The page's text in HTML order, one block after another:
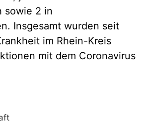
sowie 2 in
Insgesamt wurden seit
im Rhein-Kreis
mit dem Coronavirus